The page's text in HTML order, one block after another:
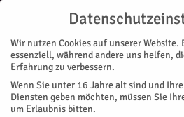
Start Magazin Musik Abgesagt: Ming Colonia
MAGAZIN MUSIK
Wir nutzen Cookies auf unserer Website.
essenziell, während andere uns helfen,
Erfahrung zu verbessern.
Wenn Sie unter 16 Jahre alt sind und
Diensten geben möchten, müssen Sie
um Erlaubnis bitten.